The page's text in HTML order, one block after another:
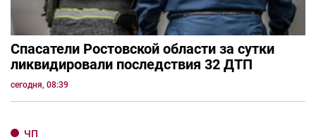
Спасатели Ростовской области за сутки
ликвидировали последствия 32 ДТП
сегодня, 08:39
ЧП